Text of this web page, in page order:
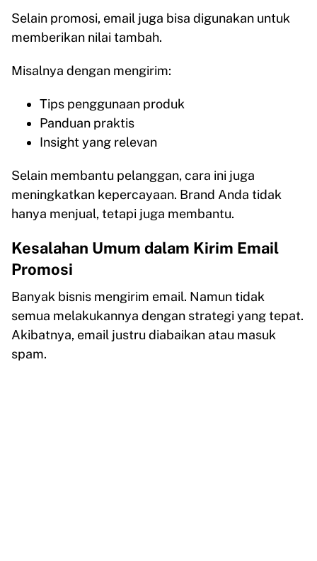
Selain promosi, email juga bisa digunakan untuk
memberikan nilai tambah.
Misalnya dengan mengirim:
Tips penggunaan produk
Panduan praktis
Insight yang relevan
Selain membantu pelanggan, cara ini juga
meningkatkan kepercayaan. Brand Anda tidak
hanya menjual, tetapi juga membantu.
Kesalahan Umum dalam Kirim Email
Promosi
Banyak bisnis mengirim email. Namun tidak
semua melakukannya dengan strategi yang tepat.
Akibatnya, email justru diabaikan atau masuk
spam.